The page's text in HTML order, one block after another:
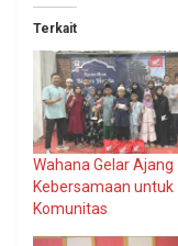
Terkait
Wahana Gelar Ajang
Kebersamaan untuk
Komunitas